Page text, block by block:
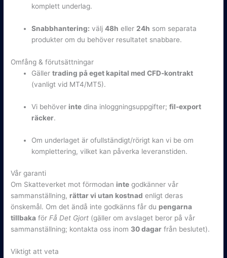
komplett underlag.
Snabbhantering: välj48h eller 24h som separata
produkter om du behöver resultatet snabbare.
Omfång & förutsättningar
Gällertrading på eget kapital med CFD-kontrakt
(vanligt vid MT4/MT5).
Vi behöver inte dina inloggningsuppgifter;fil-export
räcker.
Om underlaget är ofullständigt/rörigt kan vi be om
komplettering, vilket kan påverka leveranstiden.
Vår garanti
Om Skatteverket mot förmodan inte godkänner vår
sammanställning, rättar vi utan kostnad enligt deras
önskemål. Om det ändå inte godkänns får du pengarna
tillbaka förFå Det Gjort (gäller om avslaget beror på vår
sammanställning; kontakta oss inom 30 dagar från beslutet).
Viktigt att veta